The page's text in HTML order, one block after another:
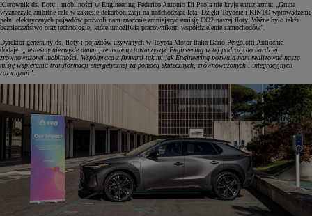
Kierownik ds. floty i mobilności w Engineering Federico Antonio Di Paola nie kryje entuzjazmu: „Grupa
wyznaczyła ambitne cele w zakresie dekarbonizacji na nadchodzące lata. Dzięki Toyocie i KINTO wprowadzenie
pełni elektrycznych pojazdów pozwoli nam znacznie zmniejszyć emisję CO2 naszej floty. Ważne było także
bezpieczeństwo oraz technologie, które umożliwią pracownikom współdzielenie samochodów”.
Dyrektor generalny ds. floty i pojazdów używanych w Toyota Motor Italia Dario Pergolotti Antiochia
dodaje: „Jesteśmy niezwykle dumni, że możemy towarzyszyć Engineering w tej podróży do bardziej
zrównoważonej mobilności. Współpraca z firmami takimi jak Engineering pozwala nam realizować naszą
misję wspierania transformacji energetycznej za pomocą skutecznych, zrównoważonych i integracyjnych
rozwiązań”.